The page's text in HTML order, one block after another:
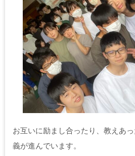
お互いに励まし合ったり、教えあ
義が進んでいます。